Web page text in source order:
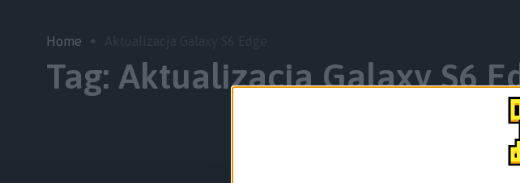
Home
Tag: Aktualizacja Galaxy S6